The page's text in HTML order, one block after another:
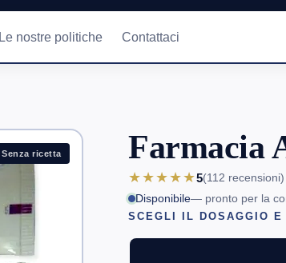
Le nostre politiche Contattaci
Senza ricetta Farmacia
★★★★★5(112 recensioni)
Disponibile— pronto per la
SCEGLI IL DOSAGGIO